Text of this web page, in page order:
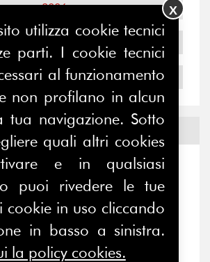
2006
2004
Eventi
Notizie - Eventi
della pausa estiva,
di...
utilizza cookie tecnici
parti. I cookie tecnici
al funzionamento
non profilano in alcun
tua navigazione. Sotto
quali altri cookies
e in qualsiasi
puoi rivedere le tue
cookie in uso cliccando
in basso a sinistra.
la policy cookies.
X